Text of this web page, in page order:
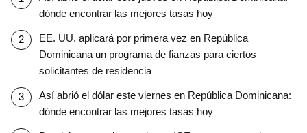
dónde encontrar las mejores tasas hoy
EE. UU. aplicará por primera vez en República
Dominicana un programa de fianzas para ciertos
solicitantes de residencia
Así abrió el dólar este viernes en República Dominicana:
dónde encontrar las mejores tasas hoy